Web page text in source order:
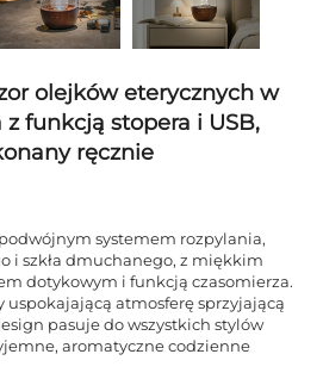
olejków eterycznych w
z funkcją stopera i USB,
ręcznie
systemem rozpylania,
i szkła dmuchanego, z miękkim
dotykowym i funkcją czasomierza.
atmosferę sprzyjającą
pasuje do wszystkich stylów
aromatyczne codzienne